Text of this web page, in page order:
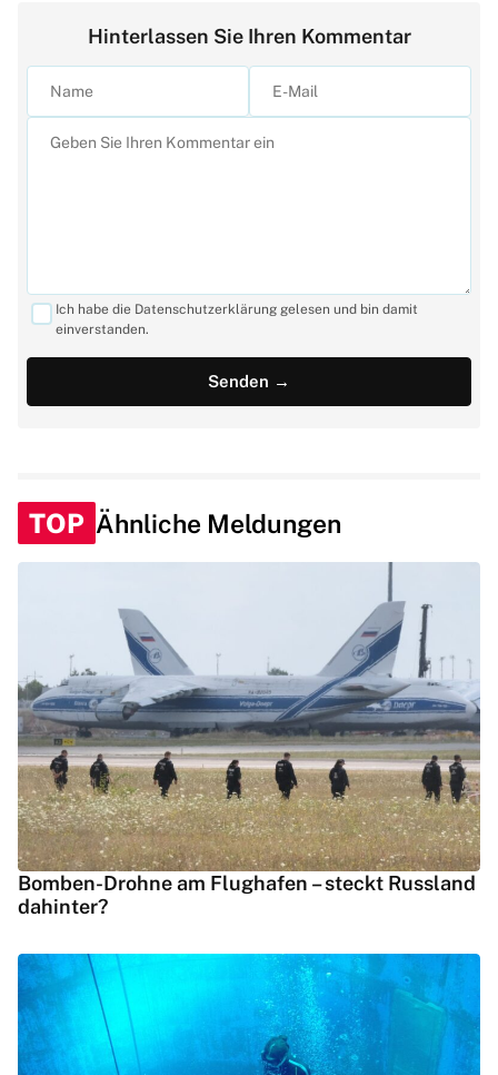
Hinterlassen Sie Ihren Kommentar
Ich habe die Datenschutzerklärung gelesen und bin damit
einverstanden.
TOP Ähnliche Meldungen
Bomben-Drohne am Flughafen – steckt Russland
dahinter?